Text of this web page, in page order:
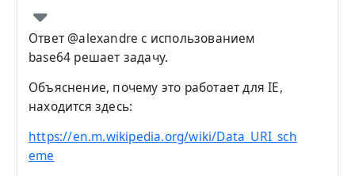
Ответ @alexandre с использованием
base64 решает задачу.
Объяснение, почему это работает для IE,
находится здесь:
https://en.m.wikipedia.org/wiki/Data_URI_sch
eme